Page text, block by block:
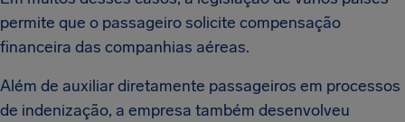
permite que o passageiro solicite compensação
financeira das companhias aéreas.
Além de auxiliar diretamente passageiros em processos
de indenização, a empresa também desenvolveu